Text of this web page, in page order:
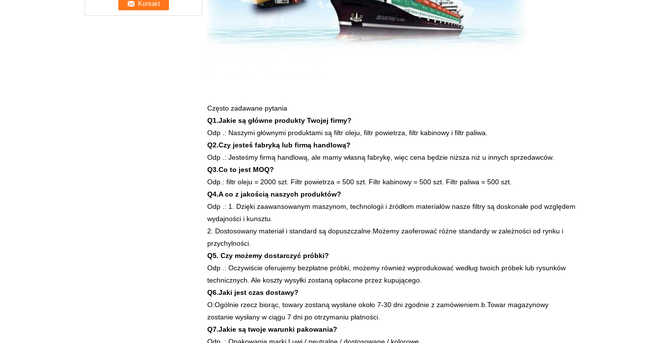
Często zadawane pytania
Q1.Jakie są główne produkty Twojej firmy?
Odp .: Naszymi głównymi produktami są filtr oleju, filtr powietrza, filtr kabinowy i filtr paliwa.
Q2.Czy jesteś fabryką lub firmą handlową?
Odp .: Jesteśmy firmą handlową, ale mamy własną fabrykę, więc cena będzie niższa niż u innych sprzedawców.
Q3.Co to jest MOQ?
Odp.: filtr oleju = 2000 szt. Filtr powietrza = 500 szt. Filtr kabinowy = 500 szt. Filtr paliwa = 500 szt.
Q4.A co z jakością naszych produktów?
Odp .: 1. Dzięki zaawansowanym maszynom, technologii i źródłom materiałów nasze filtry są doskonałe pod względem
wydajności i kunsztu.
2. Dostosowany materiał i standard są dopuszczalne.Możemy zaoferować różne standardy w zależności od rynku i
przychylności.
Q5. Czy możemy dostarczyć próbki?
Odp .: Oczywiście oferujemy bezpłatne próbki, możemy również wyprodukować według twoich próbek lub rysunków
technicznych. Ale koszty wysyłki zostaną opłacone przez kupującego.
Q6.Jaki jest czas dostawy?
O:Ogólnie rzecz biorąc, towary zostaną wysłane około 7-30 dni zgodnie z zamówieniem.b.Towar magazynowy
zostanie wysłany w ciągu 7 dni po otrzymaniu płatności.
Q7.Jakie są twoje warunki pakowania?